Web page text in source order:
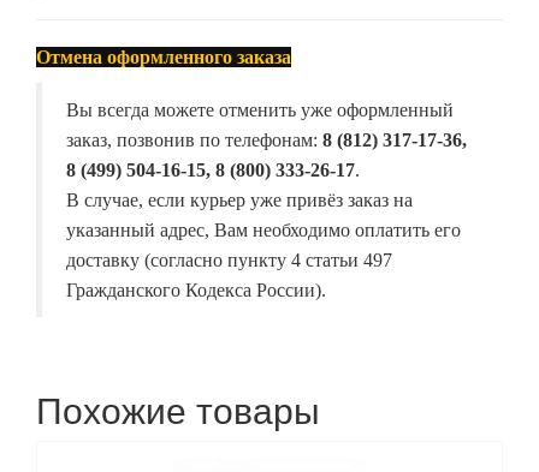
Отмена оформленного заказа
Вы всегда можете отменить уже оформленный
заказ, позвонив по телефонам: 8 (812) 317-17-36,
8 (499) 504-16-15, 8 (800) 333-26-17.
В случае, если курьер уже привёз заказ на
указанный адрес, Вам необходимо оплатить его
доставку (согласно пункту 4 статьи 497
Гражданского Кодекса России).
Похожие товары